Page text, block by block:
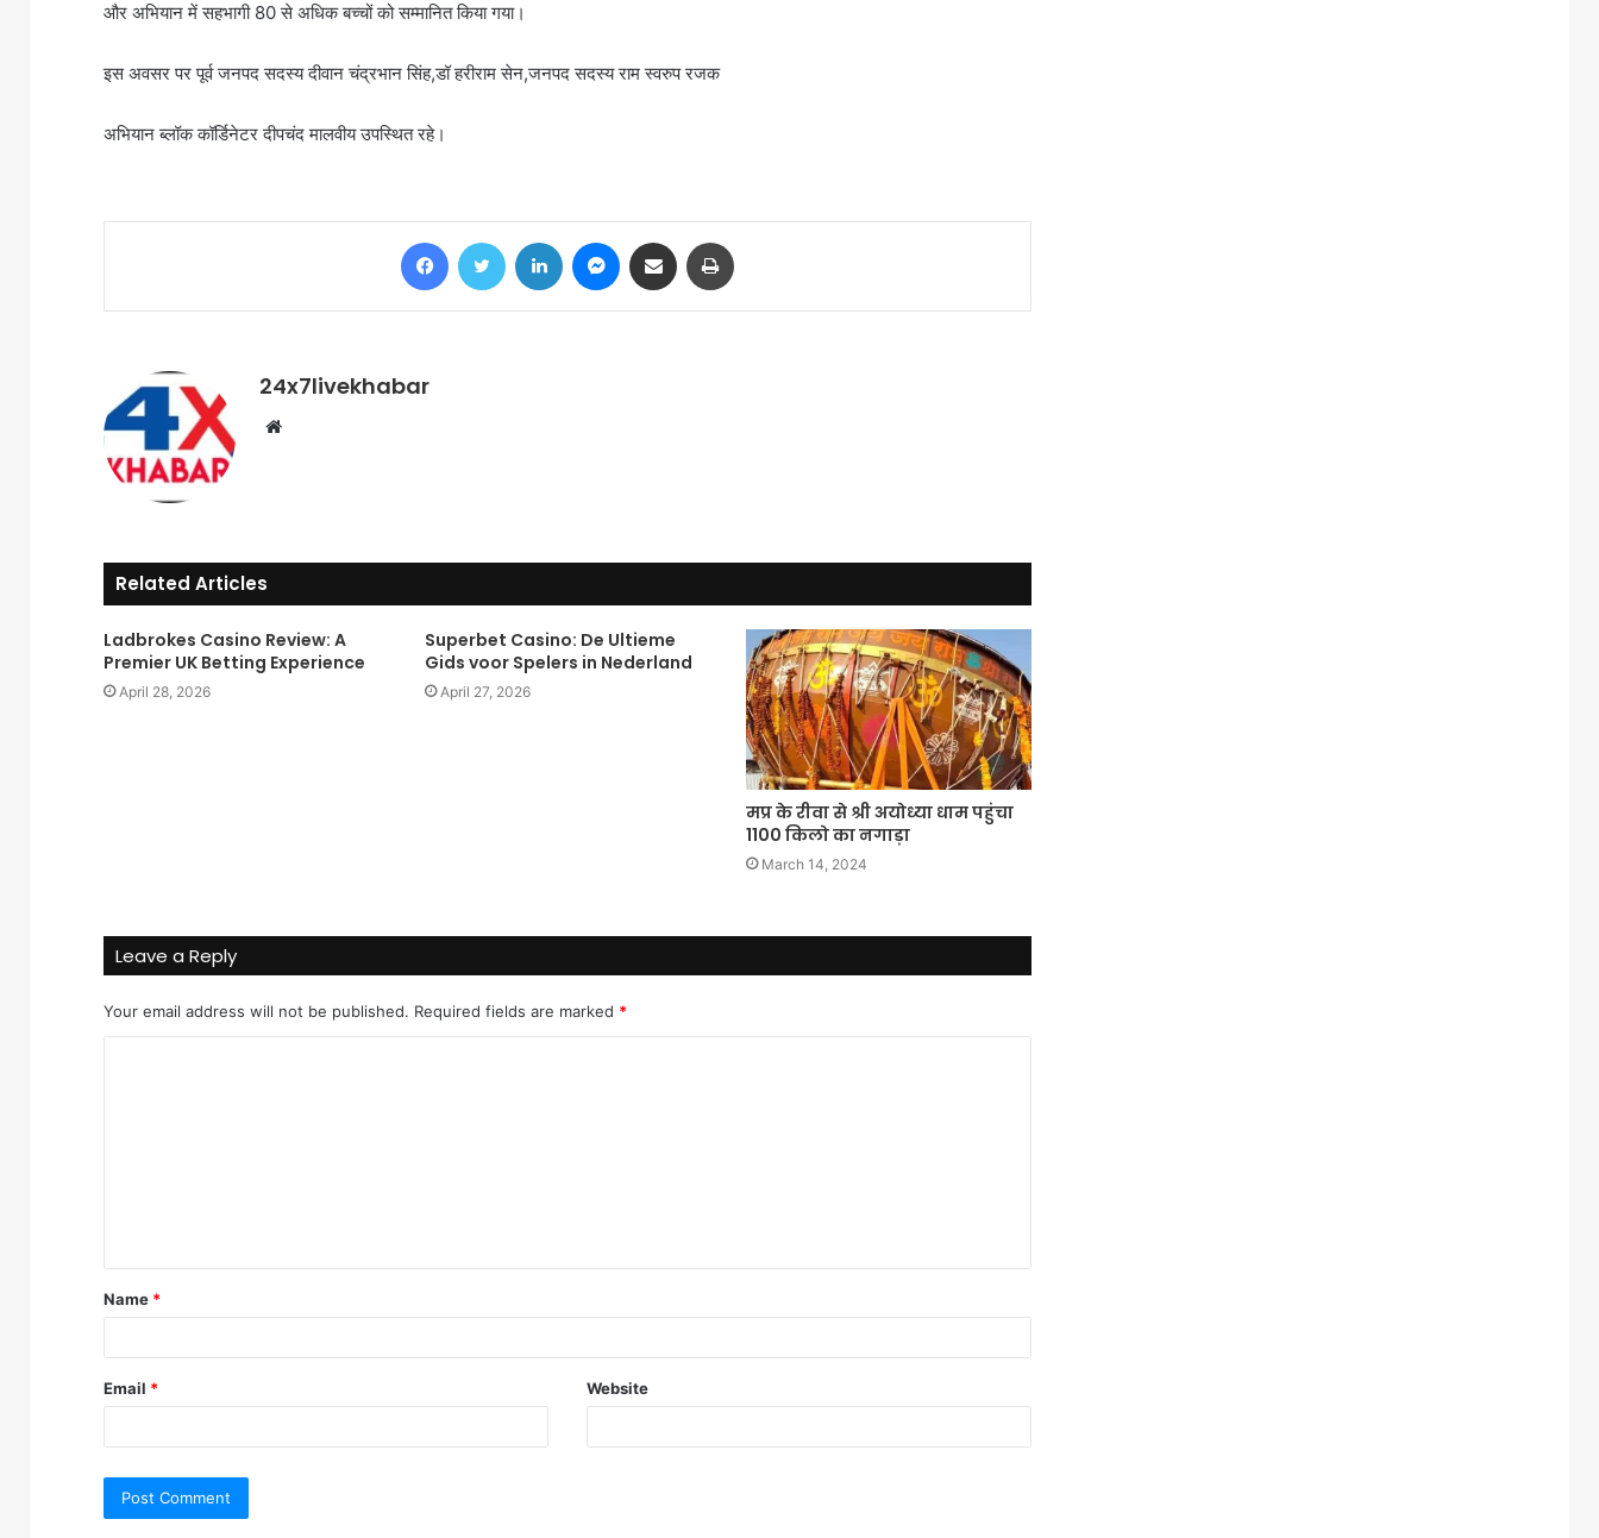
और अभियान में सहभागी 80 से अधिक बच्चों को सम्मानित किया गया।
इस अवसर पर पूर्व जनपद सदस्य दीवान चंद्रभान सिंह,डॉ हरीराम सेन,जनपद सदस्य राम स्वरुप रजक
अभियान ब्लॉक कॉर्डिनेटर दीपचंद मालवीय उपस्थित रहे।
FacebookTwitter LinkedIn Messenger
Share via Email
24x7livekhabar
Website
Related Articles
Ladbrokes Casino Review: A
Premier UK Betting Experience
April 28, 2026
Superbet Casino: De Ultieme
Gids voor Spelers in Nederland
April 27, 2026
मप्र के रीवा से श्री अयोध्या धाम पहुंचा
1100 किलो का नगाड़ा
March 14, 2024
Leave a Reply
Your email address will not be published. Required fields are marked *
t
*
Name *
Email * Website